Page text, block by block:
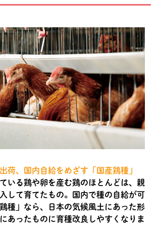
荷、国内自給をめざす「国産鶏種」
いる鶏や卵を産む鶏のほとんどは、親
して育てたもの。国内で種の自給が可
種」なら、日本の気候風土にあった形
あったものに育種改良しやすくなりま